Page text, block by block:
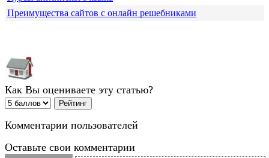
Преимущества сайтов с онлайн решебниками
Как Вы оцениваете эту статью?
Комментарии пользователей
Оставьте свои комментарии